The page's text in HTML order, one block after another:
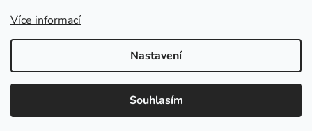
Více informací
Nastavení
Souhlasím
Copyright 2026EKOlogická domácnost. Všechna práva
vyhrazena.